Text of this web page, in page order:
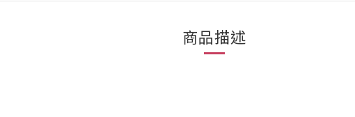
商品描述